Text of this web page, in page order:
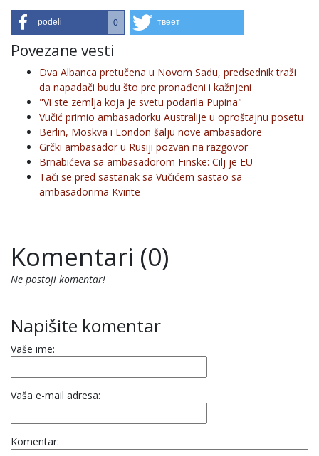
podeli 0 твеет
Povezane vesti
Dva Albanca pretučena u Novom Sadu, predsednik traži
da napadači budu što pre pronađeni i kažnjeni
"Vi ste zemlja koja je svetu podarila Pupina"
Vučić primio ambasadorku Australije u oproštajnu posetu
Berlin, Moskva i London šalju nove ambasadore
Grčki ambasador u Rusiji pozvan na razgovor
Brnabićeva sa ambasadorom Finske: Cilj je EU
Tači se pred sastanak sa Vučićem sastao sa
ambasadorima Kvinte
Komentari (0)
Ne postoji komentar!
Napišite komentar
Vaše ime:
Vaša e-mail adresa:
Komentar: